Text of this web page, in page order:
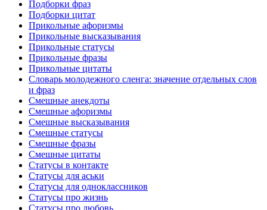
Подборки фраз
Подборки цитат
Прикольные афоризмы
Прикольные высказывания
Прикольные статусы
Прикольные фразы
Прикольные цитаты
Словарь молодежного сленга: значение отдельных слов
и фраз
Смешные анекдоты
Смешные афоризмы
Смешные высказывания
Смешные статусы
Смешные фразы
Смешные цитаты
Статусы в контакте
Статусы для аськи
Статусы для одноклассников
Статусы про жизнь
Статусы про любовь